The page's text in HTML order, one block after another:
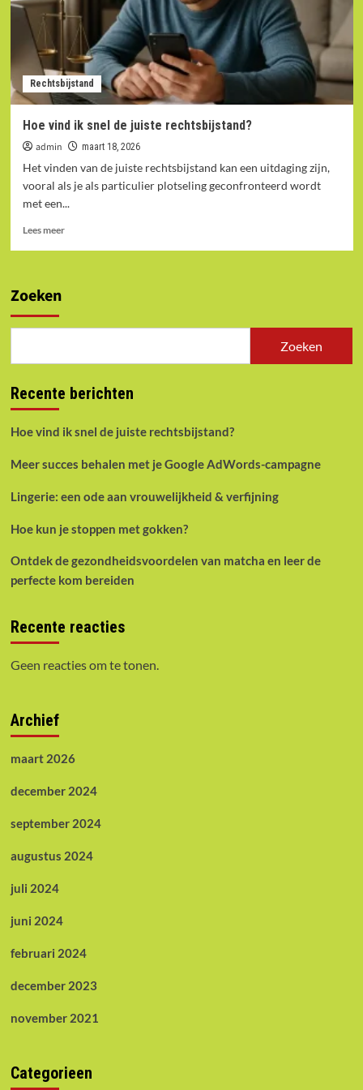
Rechtsbijstand
Hoe vind ik snel de juiste rechtsbijstand?
admin maart 18, 2026
Het vinden van de juiste rechtsbijstand kan een uitdaging zijn,
vooral als je als particulier plotseling geconfronteerd wordt
met een...
Lees meerLees
rechtsbijstand?
Zoeken
Zoeken
Recente berichten
Hoe vind ik snel de juiste rechtsbijstand?
Meer succes behalen met je Google AdWords-campagne
Lingerie: een ode aan vrouwelijkheid & verfijning
Hoe kun je stoppen met gokken?
Ontdek de gezondheidsvoordelen van matcha en leer de
perfecte kom bereiden
Recente reacties
Geen reacties om te tonen.
Archief
maart 2026
december 2024
september 2024
augustus 2024
juli 2024
juni 2024
februari 2024
december 2023
november 2021
Categorieen